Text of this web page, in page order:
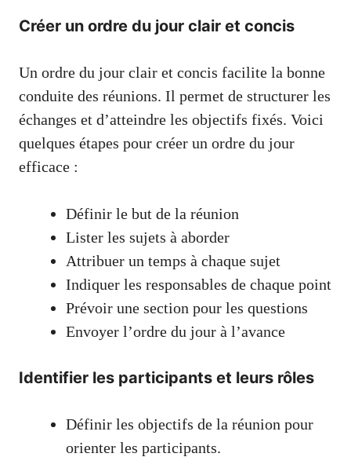
Créer un ordre du jour clair et concis
Un ordre du jour clair et concis facilite la bonne
conduite des réunions. Il permet de structurer les
échanges et d’atteindre les objectifs fixés. Voici
quelques étapes pour créer un ordre du jour
efficace :
Définir le but de la réunion
Lister les sujets à aborder
Attribuer un temps à chaque sujet
Indiquer les responsables de chaque point
Prévoir une section pour les questions
Envoyer l’ordre du jour à l’avance
Identifier les participants et leurs rôles
Définir les objectifs de la réunion pour
orienter les participants.